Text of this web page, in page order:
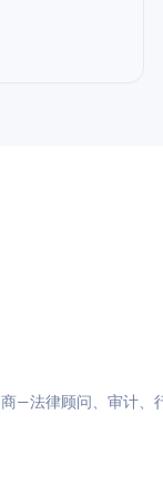
—法律顾问、审计、